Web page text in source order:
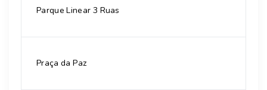
Parque Linear 3 Ruas
Praça da Paz